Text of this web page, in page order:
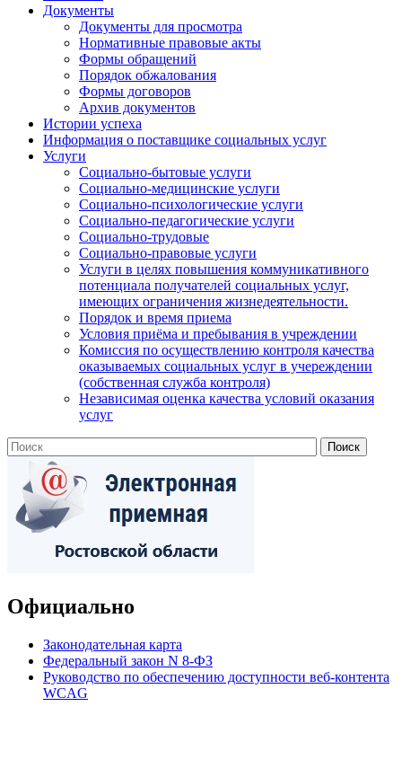
Документы
Документы для просмотра
Нормативные правовые акты
Формы обращений
Порядок обжалования
Формы договоров
Архив документов
Истории успеха
Информация о поставщике социальных услуг
Услуги
Социально-бытовые услуги
Социально-медицинские услуги
Социально-психологические услуги
Социально-педагогические услуги
Социально-трудовые
Социально-правовые услуги
Услуги в целях повышения коммуникативного
потенциала получателей социальных услуг,
имеющих ограничения жизнедеятельности.
Порядок и время приема
Условия приёма и пребывания в учреждении
Комиссия по осуществлению контроля качества
оказываемых социальных услуг в учереждении
(собственная служба контроля)
Независимая оценка качества условий оказания
услуг
Официально
Законодательная карта
Федеральный закон N 8-ФЗ
Руководство по обеспечению доступности веб-контента
WCAG